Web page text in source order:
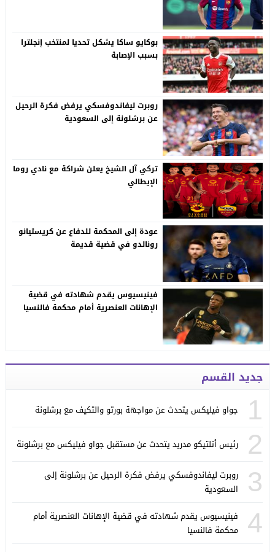
بوكايو ساكا يشكل تحديا لمنتخب إنجلترا
بسبب الإصابة
روبرت ليفاندوفسكي يرفض فكرة الرحيل
عن برشلونة إلى السعودية
تركي آل الشيخ يعلن شراكة مع نادي روما
الإيطالي
عودة إلى المحكمة للدفاع عن كريستيانو
رونالدو في قضية قديمة
فينيسيوس يقدم شهادته في قضية
الإهانات العنصرية أمام محكمة فالنسيا
جديد القسم
1 جواو فيليكس يتحدث عن مواجهة بورتو والتكيف مع برشلونة
2 رئيس أتلتيكو مدريد يتحدث عن مستقبل جواو فيليكس مع برشلونة
3
روبرت ليفاندوفسكي يرفض فكرة الرحيل عن برشلونة إلى
السعودية
4
فينيسيوس يقدم شهادته في قضية الإهانات العنصرية أمام
محكمة فالنسيا